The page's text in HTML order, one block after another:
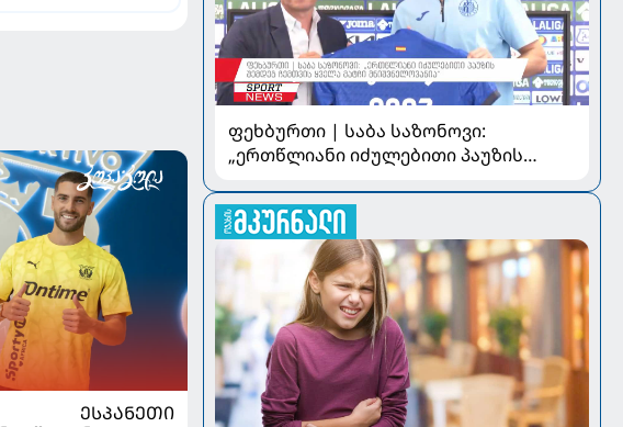
ᲔᲡᲞᲐᲜᲔᲗᲘ
ფეხბურთი | საბა საზონოვი:
„ერთწლიანი იძულებითი პაუზის
მნიშვნელოვანია“